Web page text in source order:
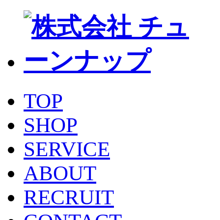
TOP
SHOP
SERVICE
ABOUT
RECRUIT